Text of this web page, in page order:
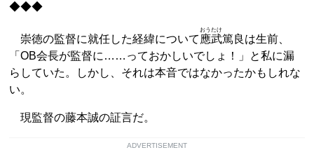
◆◆◆
崇徳の監督に就任した経緯について 應武
おうたけ
篤良は生前、
「OB会長が監督に……っておかしいでしょ！」と私に漏
らしていた。しかし、それは本音ではなかったかもしれな
い。
現監督の藤本誠の証言だ。
ADVERTISEMENT